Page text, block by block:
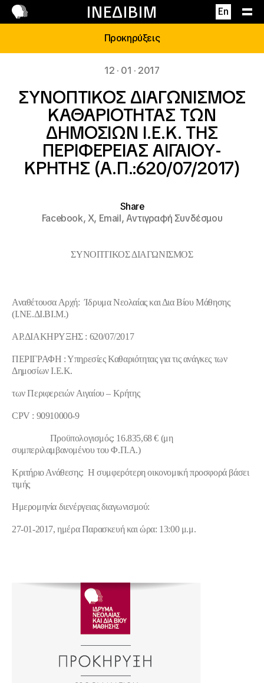
ΙΝΕΔΙΒΙΜ En
Επικοινωνία
Προκηρύξεις
12 · 01 · 2017
ΣΥΝΟΠΤΙΚΟΣ ΔΙΑΓΩΝΙΣΜΟΣ
ΚΑΘΑΡΙΟΤΗΤΑΣ ΤΩΝ
ΔΗΜΟΣΙΩΝ Ι.Ε.Κ. ΤΗΣ
ΠΕΡΙΦΕΡΕΙΑΣ ΑΙΓΑΙΟΥ-
ΚΡΗΤΗΣ (Α.Π.:620/07/2017)
Share
Facebook,X, Email,Αντιγραφή Συνδέσμου
ΣΥΝΟΠΤΙΚΟΣ ΔΙΑΓΩΝΙΣΜΟΣ
Αναθέτουσα Αρχή: Ίδρυμα Νεολαίας και Δια Βίου Μάθησης
(Ι.ΝΕ.ΔΙ.ΒΙ.Μ.)
ΑΡ.ΔΙΑΚΗΡΥΞΗΣ : 620/07/2017
ΠΕΡΙΓΡΑΦΗ : Υπηρεσίες Καθαριότητας για τις ανάγκες των
Δημοσίων Ι.Ε.Κ.
των Περιφερειών Αιγαίου – Κρήτης
CPV : 90910000-9
Προϋπολογισμός: 16.835,68 € (μη
συμπεριλαμβανομένου του Φ.Π.Α.)
Κριτήριο Ανάθεσης: Η συμφερότερη οικονομική προσφορά βάσει
τιμής
Ημερομηνία διενέργειας διαγωνισμού:
27-01-2017, ημέρα Παρασκευή και ώρα: 13:00 μ.μ.